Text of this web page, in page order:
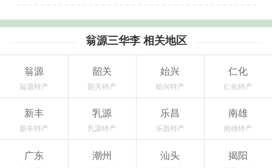
翁源三华李 相关地区
翁源
翁源特产
韶关
韶关特产
始兴
始兴特产
仁化
仁化特产
新丰
新丰特产
乳源
乳源特产
乐昌
乐昌特产
南雄
南雄特产
广东 潮州 汕头 揭阳